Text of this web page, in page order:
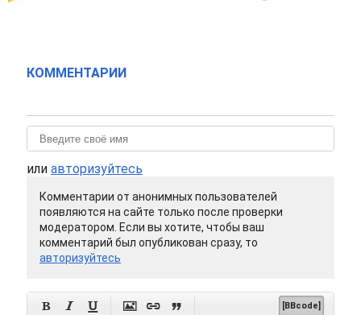
КОММЕНТАРИИ
или авторизуйтесь
Комментарии от анонимных пользователей
появляются на сайте только после проверки
модератором. Если вы хотите, чтобы ваш
комментарий был опубликован сразу, то
авторизуйтесь
      [BBcode]